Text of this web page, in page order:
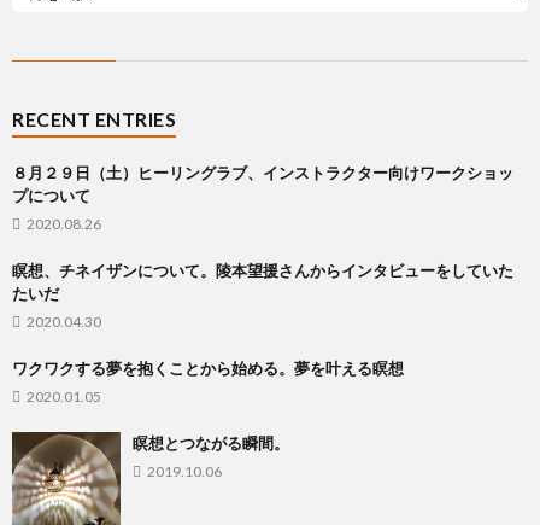
RECENT ENTRIES
８月２９日（土）ヒーリングラブ、インストラクター向けワークショッ
プについて
2020.08.26
瞑想、チネイザンについて。陵本望援さんからインタビューをしていた
たいだ
2020.04.30
ワクワクする夢を抱くことから始める。夢を叶える瞑想
2020.01.05
瞑想とつながる瞬間。
2019.10.06